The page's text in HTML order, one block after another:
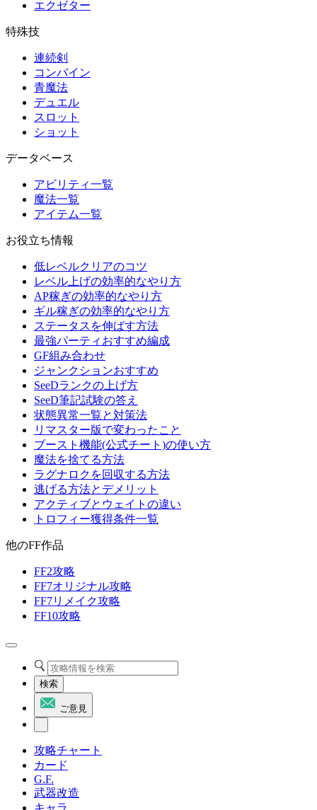
エクゼター
特殊技
連続剣
コンバイン
青魔法
デュエル
スロット
ショット
データベース
アビリティ一覧
魔法一覧
アイテム一覧
お役立ち情報
低レベルクリアのコツ
レベル上げの効率的なやり方
AP稼ぎの効率的なやり方
ギル稼ぎの効率的なやり方
ステータスを伸ばす方法
最強パーティおすすめ編成
GF組み合わせ
ジャンクションおすすめ
SeeDランクの上げ方
SeeD筆記試験の答え
状態異常一覧と対策法
リマスター版で変わったこと
ブースト機能(公式チート)の使い方
魔法を捨てる方法
ラグナロクを回収する方法
逃げる方法とデメリット
アクティブとウェイトの違い
トロフィー獲得条件一覧
他のFF作品
FF2攻略
FF7オリジナル攻略
FF7リメイク攻略
FF10攻略
検索
ご意見
攻略チャート
カード
G.F.
武器改造
キャラ